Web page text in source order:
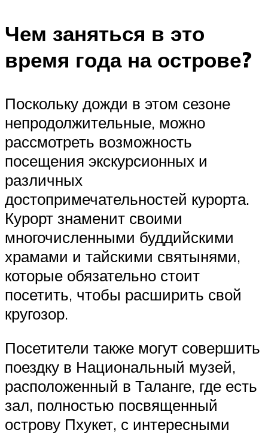
Чем заняться в это
время года на острове?
Поскольку дожди в этом сезоне
непродолжительные, можно
рассмотреть возможность
посещения экскурсионных и
различных
достопримечательностей курорта.
Курорт знаменит своими
многочисленными буддийскими
храмами и тайскими святынями,
которые обязательно стоит
посетить, чтобы расширить свой
кругозор.
Посетители также могут совершить
поездку в Национальный музей,
расположенный в Таланге, где есть
зал, полностью посвященный
острову Пхукет, с интересными